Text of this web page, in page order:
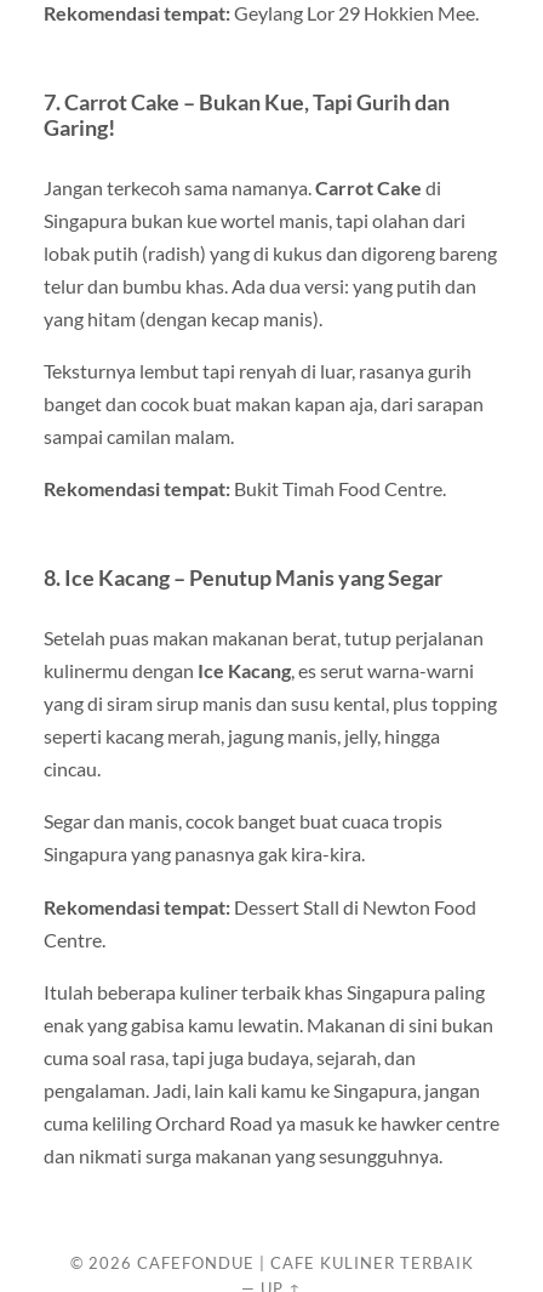
Rekomendasi tempat:Geylang Lor 29 Hokkien Mee.
7. Carrot Cake – Bukan Kue, Tapi Gurih dan
Garing!
Jangan terkecoh sama namanya.Carrot Cake di
Singapura bukan kue wortel manis, tapi olahan dari
lobak putih (radish) yang di kukus dan digoreng bareng
telur dan bumbu khas. Ada dua versi: yang putih dan
yang hitam (dengan kecap manis).
Teksturnya lembut tapi renyah di luar, rasanya gurih
banget dan cocok buat makan kapan aja, dari sarapan
sampai camilan malam.
Rekomendasi tempat:Bukit Timah Food Centre.
8. Ice Kacang – Penutup Manis yang Segar
Setelah puas makan makanan berat, tutup perjalanan
kulinermu dengan Ice Kacang, es serut warna-warni
yang di siram sirup manis dan susu kental, plus topping
seperti kacang merah, jagung manis, jelly, hingga
cincau.
Segar dan manis, cocok banget buat cuaca tropis
Singapura yang panasnya gak kira-kira.
Rekomendasi tempat:Dessert Stall di Newton Food
Centre.
Itulah beberapa kuliner terbaik khas Singapura paling
enak yang gabisa kamu lewatin. Makanan di sini bukan
cuma soal rasa, tapi juga budaya, sejarah, dan
pengalaman. Jadi, lain kali kamu ke Singapura, jangan
cuma keliling Orchard Road ya masuk ke hawker centre
dan nikmati surga makanan yang sesungguhnya.
© 2026 CAFEFONDUE | CAFE KULINER TERBAIK